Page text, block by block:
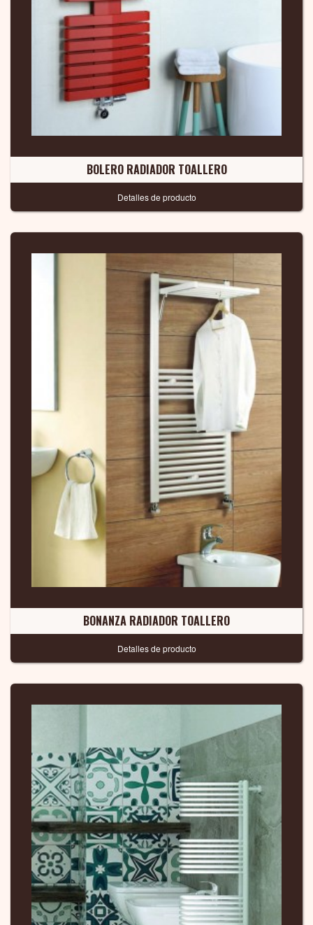
BOLERO RADIADOR TOALLERO
Detalles de producto
BONANZA RADIADOR TOALLERO
Detalles de producto